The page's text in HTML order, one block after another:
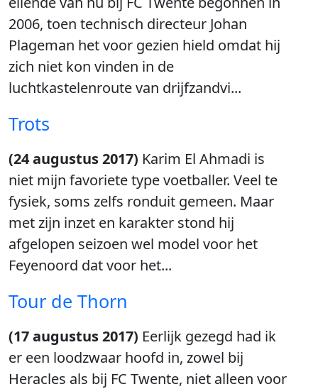
2006, toen technisch directeur Johan
Plageman het voor gezien hield omdat hij
zich niet kon vinden in de
luchtkastelenroute van drijfzandvi...
Trots
(24 augustus 2017) Karim El Ahmadi is
niet mijn favoriete type voetballer. Veel te
fysiek, soms zelfs ronduit gemeen. Maar
met zijn inzet en karakter stond hij
afgelopen seizoen wel model voor het
Feyenoord dat voor het...
Tour de Thorn
(17 augustus 2017) Eerlijk gezegd had ik
er een loodzwaar hoofd in, zowel bij
Heracles als bij FC Twente, niet alleen voor